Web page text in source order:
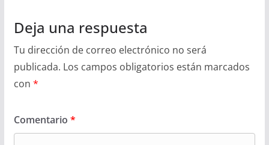
Deja una respuesta
Tu dirección de correo electrónico no será
publicada. Los campos obligatorios están marcados
con *
Comentario *